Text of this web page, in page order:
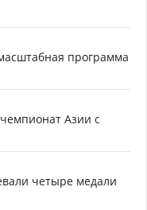
программа
Азии с
четыре медали